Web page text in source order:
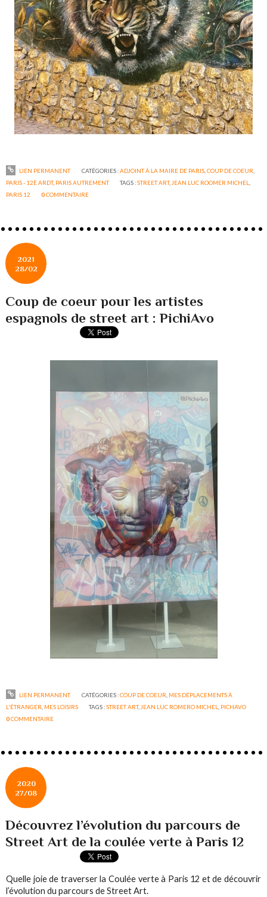
LIEN PERMANENT CATÉGORIES :ADJOINT À LA MAIRE DE PARIS, COUP DE COEUR
PARIS - 12È ARDT, PARIS AUTREMENT TAGS :STREET ART, JEAN LUC ROOMER MICHEL
PARIS 12
0COMMENTAIRE
2021
28/02
Coup de coeur pour les artistes
espagnols de street art : PichiAvo
LIEN PERMANENT CATÉGORIES :COUP DE COEUR MES DÉPLACEMENTS À
L'ÉTRANGER MES LOISIRS TAGS :STREET ART, JEAN LUC ROMERO MICHEL
PICHAVO
0COMMENTAIRE
2020
27/08
Découvrez l’évolution du parcours de
Street Art de la coulée verte à Paris 12
Quelle joie de traverser la Coulée verte à Paris 12 et de découvrir
l’évolution du parcours de Street Art.‬